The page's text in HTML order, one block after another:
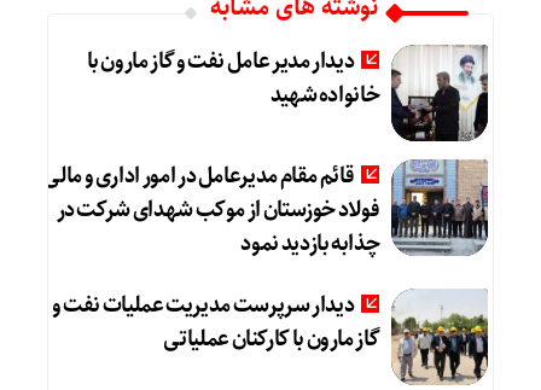
دیدار مدیر عامل نفت و گاز مارون با
خانواده شهید
قائم مقام مدیرعامل در امور اداری و مالی
فولاد خوزستان از موکب شهدای شرکت در
چذابه بازدید نمود
دیدار سرپرست مدیریت عملیات نفت و
گاز مارون با کارکنان عملیاتی